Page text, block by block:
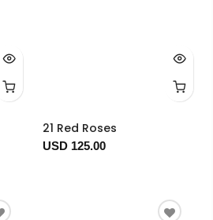
21 Red Roses
USD 125.00